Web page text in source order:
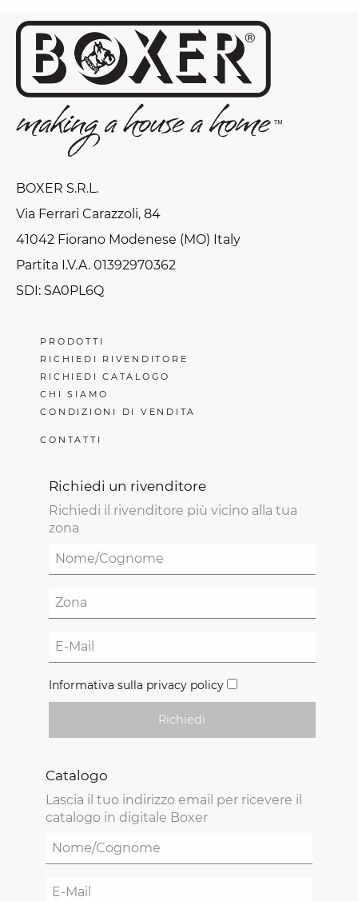
BOXER S.R.L.
Via Ferrari Carazzoli, 84
41042 Fiorano Modenese (MO) Italy
Partita I.V.A. 01392970362
SDI: SA0PL6Q
PRODOTTI
RICHIEDI RIVENDITORE
RICHIEDI CATALOGO
CHI SIAMO
CONDIZIONI DI VENDITA
CONTATTI
Richiedi un rivenditore
Richiedi il rivenditore più vicino alla tua
zona
Informativa sulla privacy policy
Richiedi
Catalogo
Lascia il tuo indirizzo email per ricevere il
catalogo in digitale Boxer